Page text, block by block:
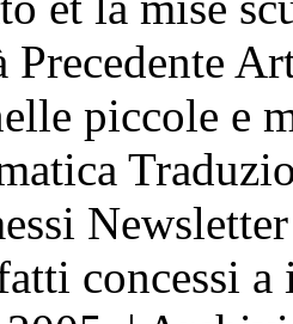
piccole e
concessi